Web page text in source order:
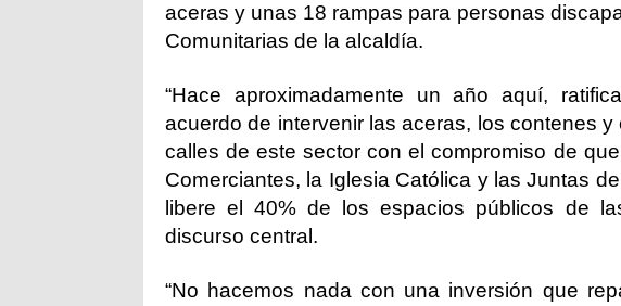
aceras y unas 18 rampas para personas
Comunitarias de la alcaldía.
“Hace aproximadamente un año aquí,
acuerdo de intervenir las aceras, los contenes
calles de este sector con el compromiso de
Comerciantes, la Iglesia Católica y las Juntas
libere el 40% de los espacios públicos de
discurso central.
“No hacemos nada con una inversión que